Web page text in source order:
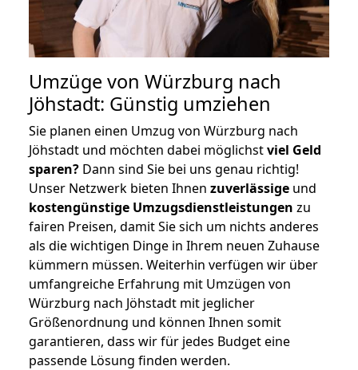
Umzüge von Würzburg nach
Jöhstadt: Günstig umziehen
Sie planen einen Umzug von Würzburg nach
Jöhstadt und möchten dabei möglichstviel Geld
sparen? Dann sind Sie bei uns genau richtig!
Unser Netzwerk bieten Ihnen zuverlässige und
kostengünstige Umzugsdienstleistungen zu
fairen Preisen, damit Sie sich um nichts anderes
als die wichtigen Dinge in Ihrem neuen Zuhause
kümmern müssen. Weiterhin verfügen wir über
umfangreiche Erfahrung mit Umzügen von
Würzburg nach Jöhstadt mit jeglicher
Größenordnung und können Ihnen somit
garantieren, dass wir für jedes Budget eine
passende Lösung finden werden.